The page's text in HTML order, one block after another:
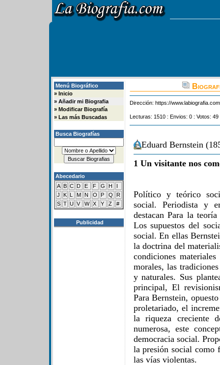
Menú Biográfico
» Inicio
» Añadir mi Biografia
» Modificar Biografía
» Las más Buscadas
Busca Biografías
Abecedario
A B C D E F G H
I
J
K L M N O P Q
R
S T U V W X Y Z #
Publicidad
Dirección: https://
Lecturas: 1510 : Envios: 0 : Votos:
Eduard Bernstein
1 Un visitante nos
Político y teórico
social. Periodista y
destacan Para la
Los supuestos del
social. En ellas
la doctrina del
condiciones
morales, las
y naturales. Sus
principal, El
Para Bernstein,
proletariado, el
la riqueza creciente
numerosa, este
democracia social.
la presión social como
las vías violentas.